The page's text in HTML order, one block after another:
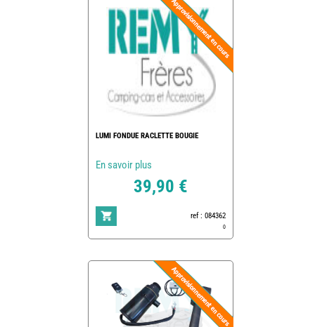
LUMI FONDUE RACLETTE BOUGIE
En savoir plus
39,90 €
ref : 084362
0